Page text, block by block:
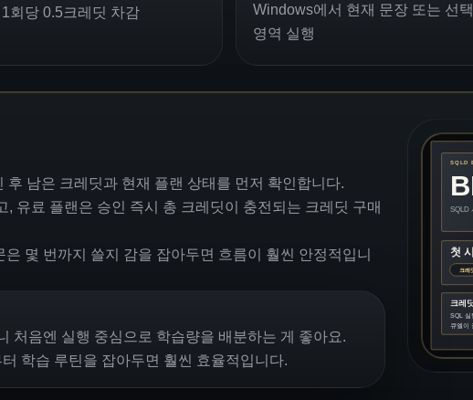
회당 0.5크레딧 차감
Windows에서 현재 문장 또는 선택
영역 실행
남은 크레딧과 현재 플랜 상태를 먼저 확인합니다.
유료 플랜은 승인 즉시 총 크레딧이 충전되는 크레딧 구매
몇 번까지 쓸지 감을 잡아두면 흐름이 훨씬 안정적입니
처음엔 실행 중심으로 학습량을 배분하는 게 좋아요.
학습 루틴을 잡아두면 훨씬 효율적입니다.